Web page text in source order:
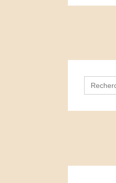
Search
for: